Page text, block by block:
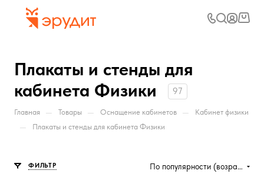
Плакаты и стенды для
кабинета Физики
97
Главная — Товары — Оснащение кабинетов — Кабинет физики
— Плакаты и стенды для кабинета Физики
ФИЛЬТР По популярности (возрастание)